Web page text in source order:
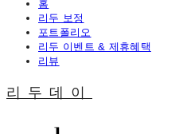
홈
리두 보정
포트폴리오
리두 이벤트 & 제휴혜택
리뷰
리두데이